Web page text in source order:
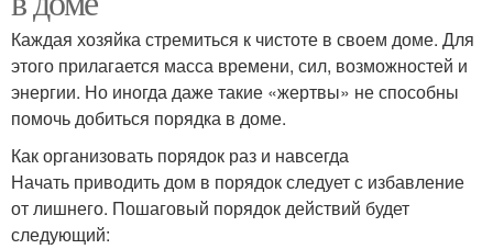
Каждая хозяйка стремиться к чистоте в своем доме. Для
этого прилагается масса времени, сил, возможностей и
энергии. Но иногда даже такие «жертвы» не способны
помочь добиться порядка в доме.
Как организовать порядок раз и навсегда
Начать приводить дом в порядок следует с избавление
от лишнего. Пошаговый порядок действий будет
следующий: